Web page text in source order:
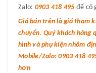
Zalo: 0903 418 495 để có
Giá bán trên là giá tham
chuyển. Quý khách hàng
hình và phụ kiện nhôm
Mobile/Zalo: 0903 418
hơn